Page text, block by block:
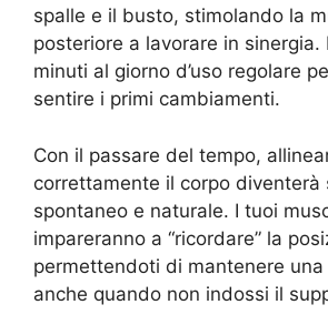
spalle e il busto, stimolando la
posteriore a lavorare in
minuti al giorno d’uso regolare
sentire i primi cambiamenti.
Con il passare del tempo,
correttamente il corpo diventerà
spontaneo e naturale. I tuoi
impareranno a “ricordare” la
permettendoti di mantenere
anche quando non indossi il